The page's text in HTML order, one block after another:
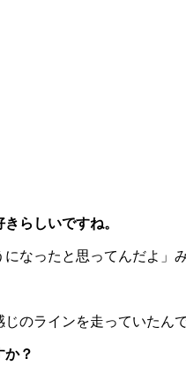
らしいですね。
なったと思ってんだよ」
のラインを走っていたん
？